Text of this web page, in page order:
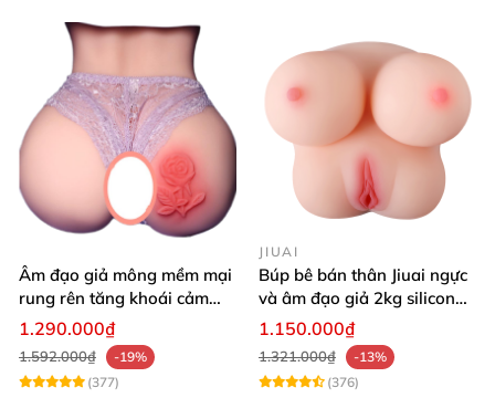
Âm đạo giả mông mềm mại
rung rên tăng khoái cảm
thủ dâm dễ dàng thoải mái
1.290.000₫
1.592.000₫
-19%
(377)
JIUAI
Búp bê bán thân Jiuai ngực
và âm đạo giả 2kg silicon
nguyên khối cao cấp
1.150.000₫
1.321.000₫
-13%
(376)